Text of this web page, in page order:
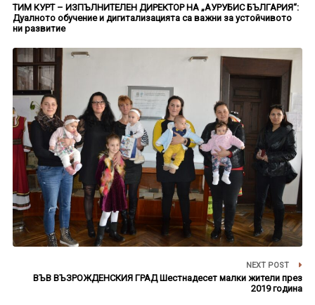
ТИМ КУРТ – ИЗПЪЛНИТЕЛЕН ДИРЕКТОР НА „АУРУБИС БЪЛГАРИЯ“:
Дуалното обучение и дигитализацията са важни за устойчивото
ни развитие
NEXT POST
ВЪВ ВЪЗРОЖДЕНСКИЯ ГРАД Шестнадесет малки жители през
2019 година